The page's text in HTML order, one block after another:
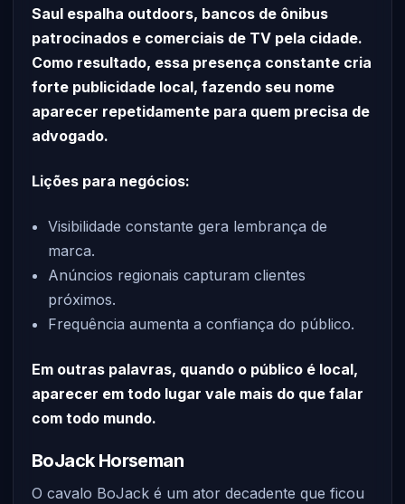
Saul espalha outdoors, bancos de ônibus
patrocinados e comerciais de TV pela cidade.
Como resultado, essa presença constante cria
forte publicidade local, fazendo seu nome
aparecer repetidamente para quem precisa de
advogado.
Lições para negócios:
Visibilidade constante gera lembrança de
marca.
Anúncios regionais capturam clientes
próximos.
Frequência aumenta a confiança do público.
Em outras palavras, quando o público é local,
aparecer em todo lugar vale mais do que falar
com todo mundo.
BoJack Horseman
O cavalo BoJack é um ator decadente que ficou